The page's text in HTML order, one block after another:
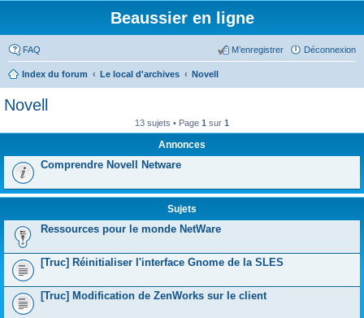
Beaussier en ligne
FAQ Déconnexion
M’enregistrer
Index du forum Le local d'archives Novell
Novell
13 sujets • Page 1 sur 1
Annonces
Comprendre Novell Netware
Sujets
Ressources pour le monde NetWare
[Truc] Réinitialiser l'interface Gnome de la SLES
[Truc] Modification de ZenWorks sur le client